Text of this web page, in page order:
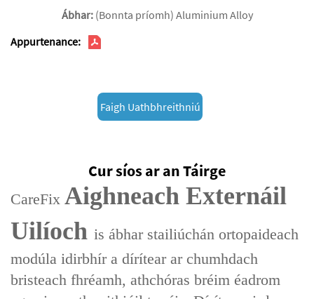
Ábhar: (Bonnta príomh) Aluminium Alloy
Appurtenance:
Faigh Uathbhreithniú
Cur síos ar an Táirge
CareFix Aighneach Externáil
Uilíoch is ábhar stailiúchán ortopaideach
modúla idirbhír a dírítear ar chumhdach
bristeach fhréamh, athchóras bréim éadrom